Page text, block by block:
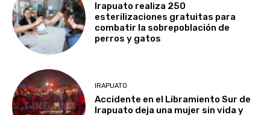
Irapuato realiza 250
esterilizaciones gratuitas para
combatir la sobrepoblación de
perros y gatos
IRAPUATO
Accidente en el Libramiento Sur de
Irapuato deja una mujer sin vida y